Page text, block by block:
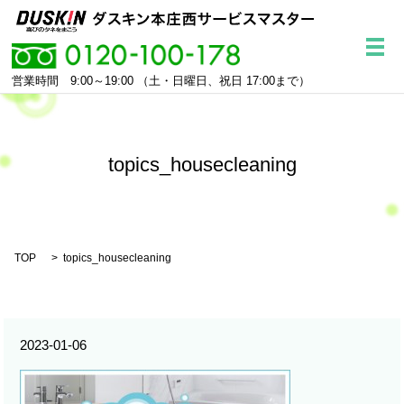
営業時間 9:00～19:00 （土・日曜日、祝日 17:00まで）
メ
topics_housecleaning
TOP topics_housecleaning
2023-01-06